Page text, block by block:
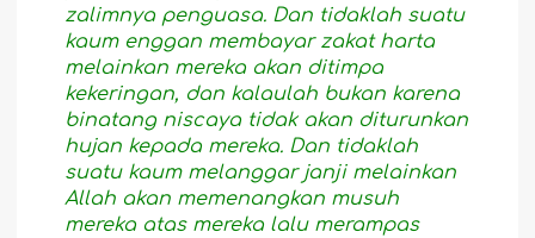
zalimnya penguasa. Dan tidaklah suatu
kaum enggan membayar zakat harta
melainkan mereka akan ditimpa
kekeringan, dan kalaulah bukan karena
binatang niscaya tidak akan diturunkan
hujan kepada mereka. Dan tidaklah
suatu kaum melanggar janji melainkan
Allah akan memenangkan musuh
mereka atas mereka lalu merampas